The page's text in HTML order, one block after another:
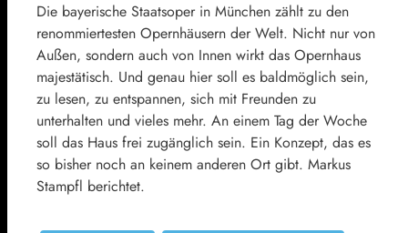
Die bayerische Staatsoper in München zählt zu den
renommiertesten Opernhäusern der Welt. Nicht nur von
Außen, sondern auch von Innen wirkt das Opernhaus
majestätisch. Und genau hier soll es baldmöglich sein,
zu lesen, zu entspannen, sich mit Freunden zu
unterhalten und vieles mehr. An einem Tag der Woche
soll das Haus frei zugänglich sein. Ein Konzept, das es
so bisher noch an keinem anderen Ort gibt. Markus
Stampfl berichtet.